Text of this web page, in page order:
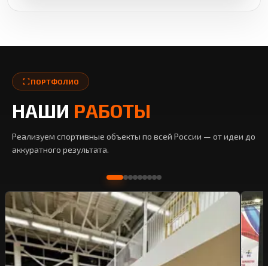
ПОРТФОЛИО
НАШИ РАБОТЫ
Реализуем спортивные объекты по всей России — от идеи до
аккуратного результата.